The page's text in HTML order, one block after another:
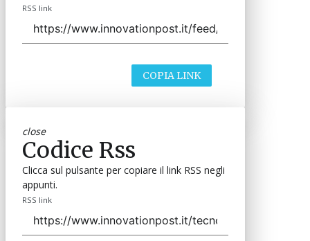
RSS link
COPIA LINK
close
Codice Rss
Clicca sul pulsante per copiare il link RSS negli
appunti.
RSS link